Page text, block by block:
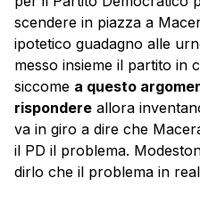
scendere in piazza a
ipotetico guadagno alle
messo insieme il partito in
siccome a questo
rispondere allora
va in giro a dire che
il PD il problema.
dirlo che il problema in